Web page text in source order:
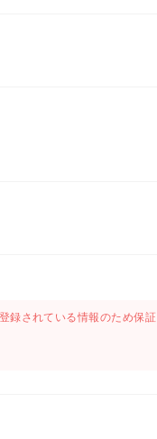
録されている情報のため